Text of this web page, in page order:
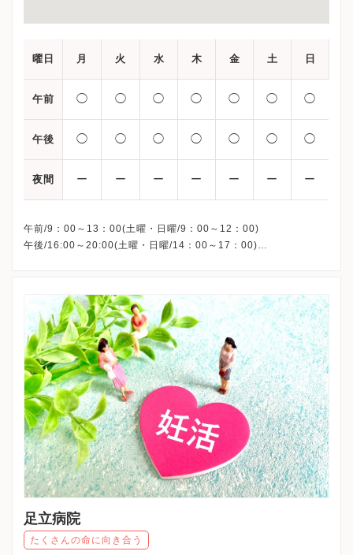
曜日 月 火 水 木 金 土 日
午前 ◯ ◯ ◯ ◯ ◯ ◯ ◯
午後 ◯ ◯ ◯ ◯ ◯ ◯ ◯
夜間 ー ー ー ー ー ー ー
午前/9：00～13：00(土曜・日曜/9：00～12：00)
午後/16:00～20:00(土曜・日曜/14：00～17：00)
足立病院
たくさんの命に向き合う